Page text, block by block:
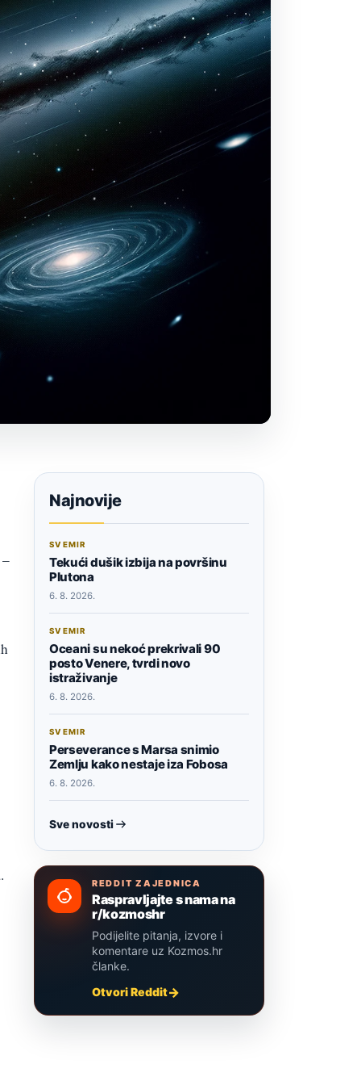
Najnovije
SVEMIR
Tekući dušik izbija na površinu
Plutona
6. 8. 2026.
SVEMIR
Oceani su nekoć prekrivali 90
posto Venere, tvrdi novo
istraživanje
6. 8. 2026.
SVEMIR
Perseverance s Marsa snimio
Zemlju kako nestaje iza Fobosa
6. 8. 2026.
Sve novosti
REDDIT ZAJEDNICA
Raspravljajte s nama na
r/kozmoshr
Podijelite pitanja, izvore i
komentare uz Kozmos.hr
članke.
Otvori Reddit